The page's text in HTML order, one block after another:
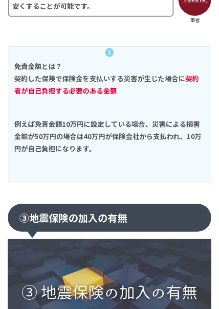
筆者
安くすることが可能です。
免責金額とは？
契約した保険で保険金を支払いする災害が生じた場合に契約
者が自己負担する必要のある金額
例えば免責金額10万円に設定している場合、災害による損害
金額が50万円の場合は40万円が保険会社から支払われ、10万
円が自己負担になります。
③地震保険の加入の有無